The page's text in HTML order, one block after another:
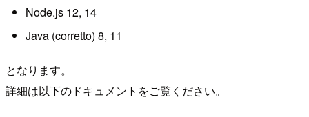
Node.js 12, 14
Java (corretto) 8, 11
となります。
詳細は以下のドキュメントをご覧ください。